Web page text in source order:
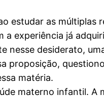
estudar as
a experiência já
desiderato,
proposição,
matéria.
materno infantil. A